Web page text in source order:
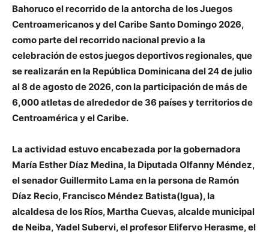
Bahoruco el recorrido de la antorcha de los Juegos
Centroamericanos y del Caribe Santo Domingo 2026,
como parte del recorrido nacional previo a la
celebración de estos juegos deportivos regionales, que
se realizarán en la República Dominicana del 24 de julio
al 8 de agosto de 2026, con la participación de más de
6,000 atletas de alrededor de 36 países y territorios de
Centroamérica y el Caribe.
La actividad estuvo encabezada por la gobernadora
María Esther Díaz Medina, la Diputada Olfanny Méndez,
el senador Guillermito Lama en la persona de Ramón
Díaz Recio, Francisco Méndez Batista(Igua), la
alcaldesa de los Ríos, Martha Cuevas, alcalde municipal
de Neiba, Yadel Subervi, el profesor Elifervo Herasme, el